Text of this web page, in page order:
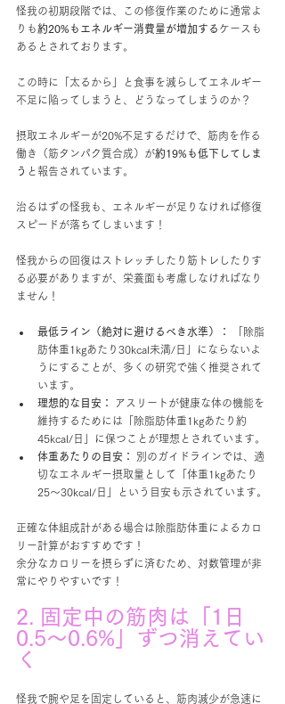
怪我の初期段階では、この修復作業のために通常よ
りも約20%もエネルギー消費量が増加する ケースも
あるとされております。
この時に「太るから」と食事を減らしてエネルギー
不足に陥ってしまうと、どうなってしまうのか？
摂取エネルギーが20%不足するだけで、筋肉を作る
働き（筋タンパク質合成）が約19%も低下してしま
う と報告されています。
治るはずの怪我も、エネルギーが足りなければ修復
スピードが落ちてしまいます！
怪我からの回復はストレッチしたり筋トレしたりす
る必要がありますが、栄養面も考慮しなければなり
ません！
最低ライン（絶対に避けるべき水準）：
「除脂
肪体重1kgあたり30kcal未満/日」にならないよ
うにすることが、多くの研究で強く推奨されて
います。
理想的な目安：
アスリートが健康な体の機能を
維持するためには「除脂肪体重1kgあたり約
45kcal/日」に保つことが理想とされています。
体重あたりの目安：
別のガイドラインでは、適
切なエネルギー摂取量として「体重1kgあたり
25〜30kcal/日」という目安も示されています。
正確な体組成計がある場合は除脂肪体重によるカロ
リー計算がおすすめです！
余分なカロリーを摂らずに済むため、対数管理が非
常にやりやすいです！
2. 固定中の筋肉は「1日
0.5〜0.6%」ずつ消えてい
く
怪我で腕や足を固定していると、筋肉減少が急速に